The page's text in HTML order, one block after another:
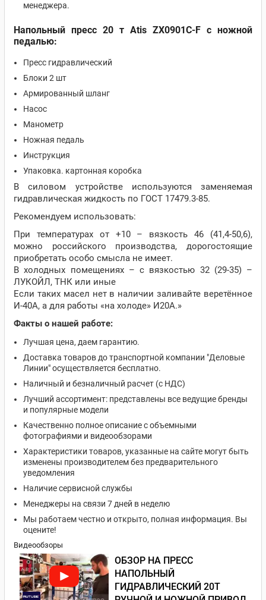
менеджера.
Напольный пресс 20 т Atis ZX0901C-F с ножной
педалью:
Пресс гидравлический
Блоки 2 шт
Армированный шланг
Насос
Манометр
Ножная педаль
Инструкция
Упаковка. картонная коробка
В силовом устройстве используются заменяемая
гидравлическая жидкость по ГОСТ 17479.3-85.
Рекомендуем использовать:
При температурах от +10 – вязкость 46 (41,4-50,6),
можно российского производства, дорогостоящие
приобретать особо смысла не имеет.
В холодных помещениях – с вязкостью 32 (29-35) –
ЛУКОЙЛ, ТНК или иные
Если таких масел нет в наличии заливайте веретённое
И-40А, а для работы «на холоде» И20А.»
Факты о нашей работе:
Лучшая цена, даем гарантию.
Доставка товаров до транспортной компании "Деловые
Линии" осуществляется бесплатно.
Наличный и безналичный расчет (с НДС)
Лучший ассортимент: представлены все ведущие бренды
и популярные модели
Качественно полное описание с объемными
фотографиями и видеообзорами
Характеристики товаров, указанные на сайте могут быть
изменены производителем без предварительного
уведомления
Наличие сервисной службы
Менеджеры на связи 7 дней в неделю
Мы работаем честно и открыто, полная информация. Вы
оцените!
Видеообзоры
ОБЗОР НА ПРЕСС
НАПОЛЬНЫЙ
ГИДРАВЛИЧЕСКИЙ 20Т